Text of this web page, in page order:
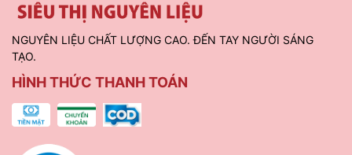
NGUYÊN LIỆU CHẤT LƯỢNG CAO. ĐẾN TAY NGƯỜI SÁNG
TẠO.
HÌNH THỨC THANH TOÁN